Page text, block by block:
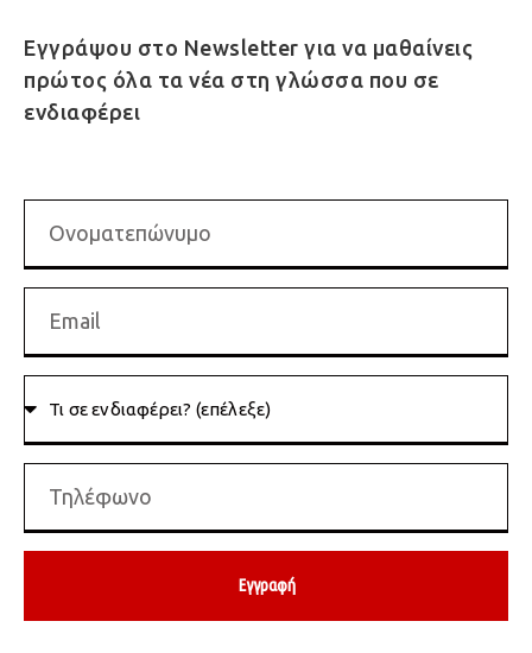
Εγγράψου στο Newsletter για να μαθαίνεις
πρώτος όλα τα νέα στη γλώσσα που σε
ενδιαφέρει
Εγγραφή